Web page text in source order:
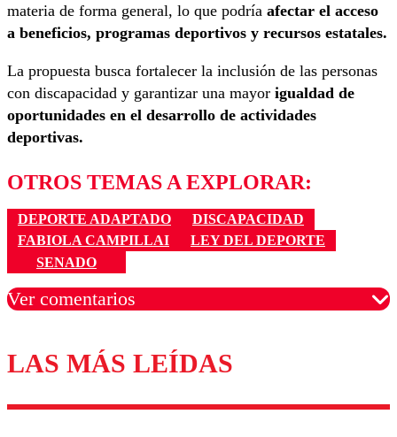
materia de forma general, lo que podría afectar el acceso
a beneficios, programas deportivos y recursos estatales.
La propuesta busca fortalecer la inclusión de las personas
con discapacidad y garantizar una mayor igualdad de
oportunidades en el desarrollo de actividades
deportivas.
OTROS TEMAS A EXPLORAR:
DEPORTE ADAPTADO
DISCAPACIDAD
FABIOLA CAMPILLAI
LEY DEL DEPORTE
SENADO
Ver comentarios
Los comentarios son moderados para garantizar un
diálogo respetuoso.
LAS MÁS LEÍDAS